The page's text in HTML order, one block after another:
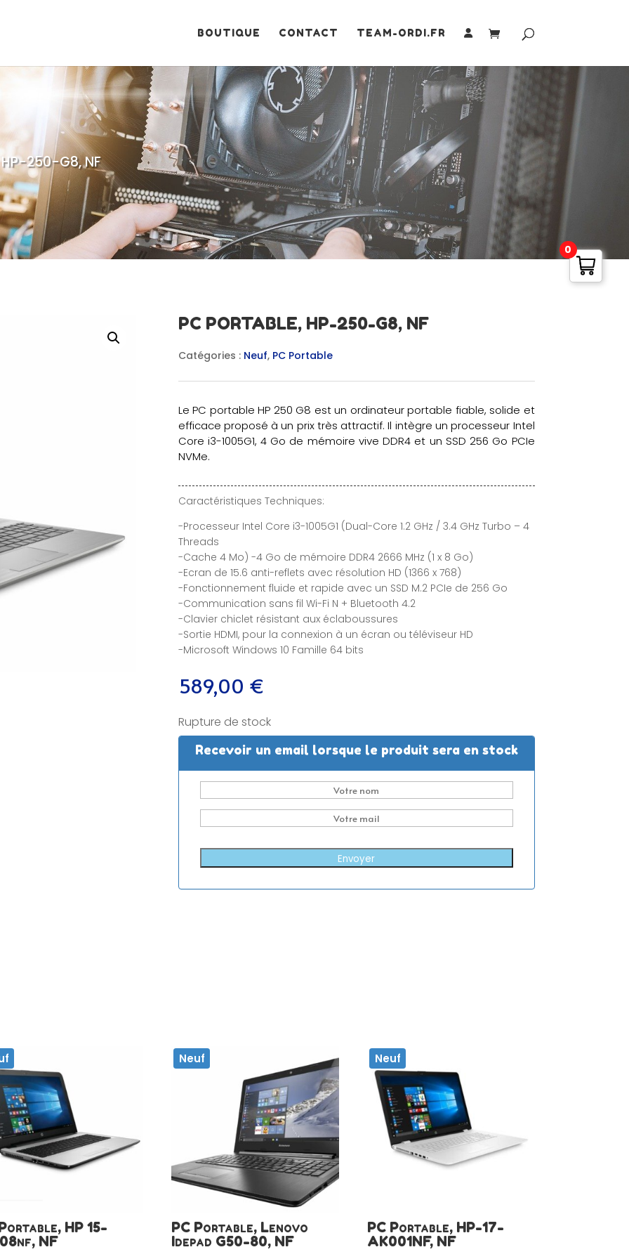
BOUTIQUE CONTACT TEAM-ORDI.FR
250-G8, NF
PC PORTABLE, HP-250-G8, NF
Catégories : Neuf, PC Portable
Le PC portable HP 250 G8 est un ordinateur portable fiable, solide et
efficace proposé à un prix très attractif. Il intègre un processeur Intel
Core i3-1005G1, 4 Go de mémoire vive DDR4 et un SSD 256 Go PCIe
NVMe.
Caractéristiques Techniques:
-Processeur Intel Core i3-1005G1 (Dual-Core 1.2 GHz / 3.4 GHz Turbo – 4
Threads
-Cache 4 Mo) -4 Go de mémoire DDR4 2666 MHz (1 x 8 Go)
-Ecran de 15.6 anti-reflets avec résolution HD (1366 x 768)
-Fonctionnement fluide et rapide avec un SSD M.2 PCIe de 256 Go
-Communication sans fil Wi-Fi N + Bluetooth 4.2
-Clavier chiclet résistant aux éclaboussures
-Sortie HDMI, pour la connexion à un écran ou téléviseur HD
-Microsoft Windows 10 Famille 64 bits
589,00 €
Rupture de stock
Recevoir un email lorsque le produit sera en stock
Envoyer
HP 15-
NF
Neuf
PC Portable, Lenovo
Idepad G50-80, NF
Neuf
PC Portable, HP-17-
AK001NF, NF
0